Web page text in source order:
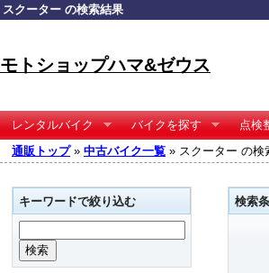
スクーター の検索結果
モトショップハマ&ゼウス
レンタルバイク バイクを探す 点検
通販トップ» 中古バイク一覧 » スクーター の検
検索
キーワードで絞り込む